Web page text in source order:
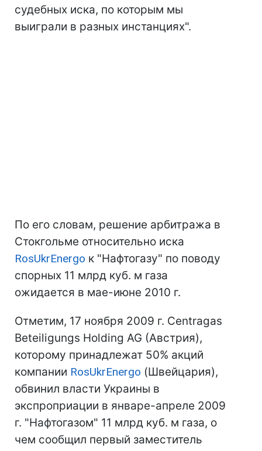
судебных иска, по которым мы
выиграли в разных инстанциях".
По его словам, решение арбитража в
Стокгольме относительно иска
RosUkrEnergo к "Нафтогазу" по поводу
спорных 11 млрд куб. м газа
ожидается в мае-июне 2010 г.
Отметим, 17 ноября 2009 г. Centragas
Beteiligungs Holding AG (Австрия),
которому принадлежат 50% акций
компании RosUkrEnergo (Швейцария),
обвинил власти Украины в
экспроприации в январе-апреле 2009
г. "Нафтогазом" 11 млрд куб. м газа, о
чем сообщил первый заместитель